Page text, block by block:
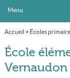
Menu
Accueil > Écoles
École élémentaire
École
Vernaudon